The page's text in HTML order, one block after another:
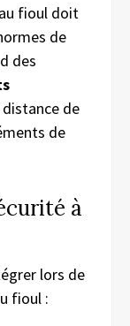
fioul doit
de
des
de
de
à
lors de
fioul :